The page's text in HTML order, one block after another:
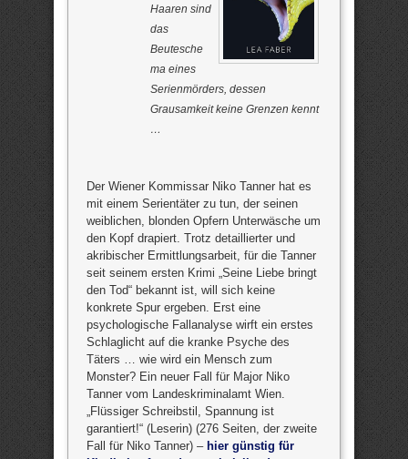
Haaren sind
das
Beutesche
ma eines
Serienmörders, dessen
Grausamkeit keine Grenzen kennt
…
Der Wiener Kommissar Niko Tanner hat es
mit einem Serientäter zu tun, der seinen
weiblichen, blonden Opfern Unterwäsche um
den Kopf drapiert. Trotz detaillierter und
akribischer Ermittlungsarbeit, für die Tanner
seit seinem ersten Krimi „Seine Liebe bringt
den Tod“ bekannt ist, will sich keine
konkrete Spur ergeben. Erst eine
psychologische Fallanalyse wirft ein erstes
Schlaglicht auf die kranke Psyche des
Täters … wie wird ein Mensch zum
Monster? Ein neuer Fall für Major Niko
Tanner vom Landeskriminalamt Wien.
„Flüssiger Schreibstil, Spannung ist
garantiert!“ (Leserin) (276 Seiten, der zweite
Fall für Niko Tanner) – hier günstig für